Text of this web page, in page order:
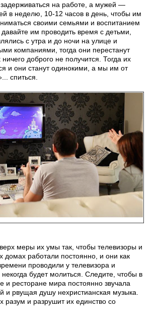
на работе, а мужей —
в неделю, 10-12 часов в день, чтобы им
своими семьями и воспитанием
им проводить время с детьми,
с утра и до ночи на улице и
компаниями, тогда они перестанут
ничего доброго не получится. Тогда их
и они станут одинокими, а мы им от
спиться.
меры их умы так, чтобы телевизоры и
домах работали постоянно, и они как
проводили у телевизора и
будет молиться. Следите, чтобы в
и ресторане мира постоянно звучала
и рвущая душу нехристианская музыка.
разум и разрушит их единство со